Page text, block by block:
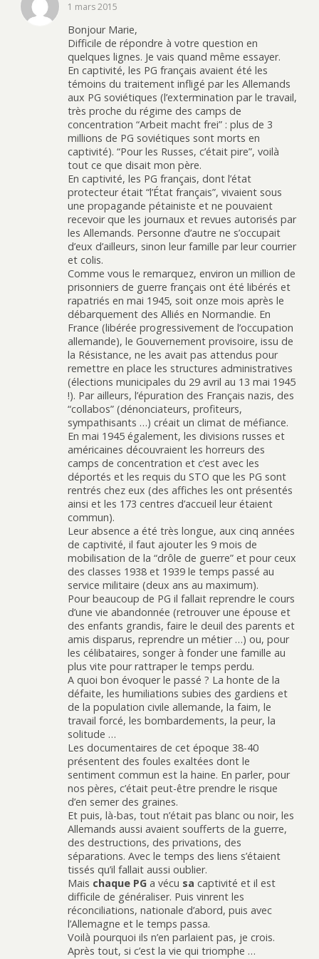
1 mars 2015
Bonjour Marie,
Difficile de répondre à votre question en
quelques lignes. Je vais quand même essayer.
En captivité, les PG français avaient été les
témoins du traitement infligé par les Allemands
aux PG soviétiques (l’extermination par le travail,
très proche du régime des camps de
concentration “Arbeit macht frei” : plus de 3
millions de PG soviétiques sont morts en
captivité). “Pour les Russes, c’était pire”, voilà
tout ce que disait mon père.
En captivité, les PG français, dont l’état
protecteur était “l’État français”, vivaient sous
une propagande pétainiste et ne pouvaient
recevoir que les journaux et revues autorisés par
les Allemands. Personne d’autre ne s’occupait
d’eux d’ailleurs, sinon leur famille par leur courrier
et colis.
Comme vous le remarquez, environ un million de
prisonniers de guerre français ont été libérés et
rapatriés en mai 1945, soit onze mois après le
débarquement des Alliés en Normandie. En
France (libérée progressivement de l’occupation
allemande), le Gouvernement provisoire, issu de
la Résistance, ne les avait pas attendus pour
remettre en place les structures administratives
(élections municipales du 29 avril au 13 mai 1945
!). Par ailleurs, l’épuration des Français nazis, des
“collabos” (dénonciateurs, profiteurs,
sympathisants …) créait un climat de méfiance.
En mai 1945 également, les divisions russes et
américaines découvraient les horreurs des
camps de concentration et c’est avec les
déportés et les requis du STO que les PG sont
rentrés chez eux (des affiches les ont présentés
ainsi et les 173 centres d’accueil leur étaient
commun).
Leur absence a été très longue, aux cinq années
de captivité, il faut ajouter les 9 mois de
mobilisation de la “drôle de guerre” et pour ceux
des classes 1938 et 1939 le temps passé au
service militaire (deux ans au maximum).
Pour beaucoup de PG il fallait reprendre le cours
d’une vie abandonnée (retrouver une épouse et
des enfants grandis, faire le deuil des parents et
amis disparus, reprendre un métier …) ou, pour
les célibataires, songer à fonder une famille au
plus vite pour rattraper le temps perdu.
A quoi bon évoquer le passé ? La honte de la
défaite, les humiliations subies des gardiens et
de la population civile allemande, la faim, le
travail forcé, les bombardements, la peur, la
solitude …
Les documentaires de cet époque 38-40
présentent des foules exaltées dont le
sentiment commun est la haine. En parler, pour
nos pères, c’était peut-être prendre le risque
d’en semer des graines.
Et puis, là-bas, tout n’était pas blanc ou noir, les
Allemands aussi avaient soufferts de la guerre,
des destructions, des privations, des
séparations. Avec le temps des liens s’étaient
tissés qu’il fallait aussi oublier.
Mais chaque PG a vécu sa captivité et il est
difficile de généraliser. Puis vinrent les
réconciliations, nationale d’abord, puis avec
l’Allemagne et le temps passa.
Voilà pourquoi ils n’en parlaient pas, je crois.
Après tout, si c’est la vie qui triomphe …